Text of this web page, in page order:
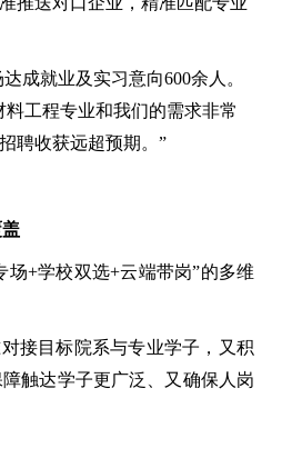
成就业及实习意向600余人。
工程专业和我们的需求非常
聘收获远超预期。”
+学校双选+云端带岗”的多维
接目标院系与专业学子，又积
触达学子更广泛、又确保人岗